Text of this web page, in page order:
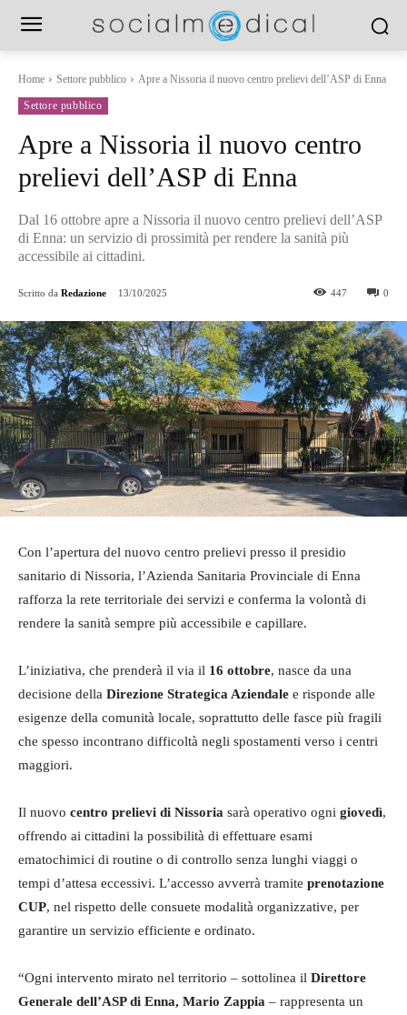
Home Settore pubblico Apre a Nissoria il nuovo centro prelievi dell’ASP di Enna
Settore pubblico
Apre a Nissoria il nuovo centro
prelievi dell’ASP di Enna
Dal 16 ottobre apre a Nissoria il nuovo centro prelievi dell’ASP
di Enna: un servizio di prossimità per rendere la sanità più
accessibile ai cittadini.
Scritto da Redazione 13/10/2025 0
447
Con l’apertura del nuovo centro prelievi presso il presidio
sanitario di Nissoria, l’Azienda Sanitaria Provinciale di Enna
rafforza la rete territoriale dei servizi e conferma la volontà di
rendere la sanità sempre più accessibile e capillare.
L’iniziativa, che prenderà il via il 16 ottobre, nasce da una
decisione della Direzione Strategica Aziendale e risponde alle
esigenze della comunità locale, soprattutto delle fasce più fragili
che spesso incontrano difficoltà negli spostamenti verso i centri
maggiori.
Il nuovo centro prelievi di Nissoria sarà operativo ogni giovedì,
offrendo ai cittadini la possibilità di effettuare esami
ematochimici di routine o di controllo senza lunghi viaggi o
tempi d’attesa eccessivi. L’accesso avverrà tramite prenotazione
CUP, nel rispetto delle consuete modalità organizzative, per
garantire un servizio efficiente e ordinato.
“Ogni intervento mirato nel territorio – sottolinea il Direttore
Generale dell’ASP di Enna, Mario Zappia – rappresenta un